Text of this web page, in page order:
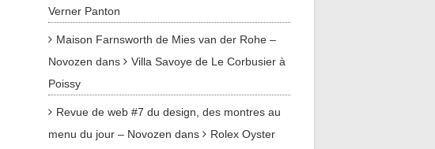
Verner Panton
Maison Farnsworth de Mies van der Rohe –
Novozen dans
Villa Savoye de Le Corbusier à
Poissy
Revue de web #7 du design, des montres au
menu du jour – Novozen dans
Rolex Oyster